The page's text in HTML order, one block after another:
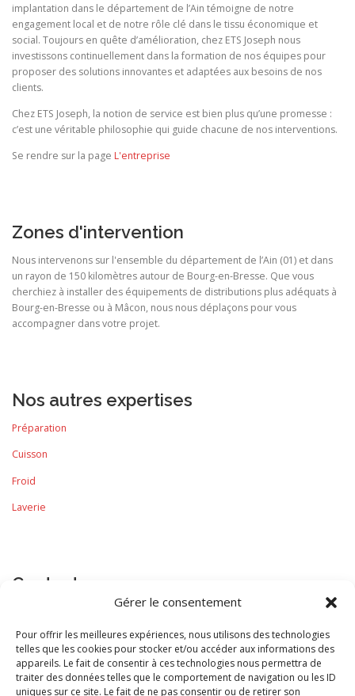
Gérer le consentement
Pour offrir les meilleures expériences, nous utilisons des technologies
telles que les cookies pour stocker et/ou accéder aux informations des
appareils. Le fait de consentir à ces technologies nous permettra de
traiter des données telles que le comportement de navigation ou les ID
uniques sur ce site. Le fait de ne pas consentir ou de retirer son
implantation dans le département de l’Ain témoigne de notre
engagement local et de notre rôle clé dans le tissu économique et
social. Toujours en quête d’amélioration, chez ETS Joseph nous
investissons continuellement dans la formation de nos équipes pour
proposer des solutions innovantes et adaptées aux besoins de nos
clients.
Chez ETS Joseph, la notion de service est bien plus qu’une promesse :
c’est une véritable philosophie qui guide chacune de nos interventions.
Se rendre sur la page L'entreprise
Zones d'intervention
Nous intervenons sur l'ensemble du département de l’Ain (01) et dans
un rayon de 150 kilomètres autour de Bourg-en-Bresse. Que vous
cherchiez à installer des équipements de distributions plus adéquats à
Bourg-en-Bresse ou à Mâcon, nous nous déplaçons pour vous
accompagner dans votre projet.
Nos autres expertises
Préparation
Cuisson
Froid
Laverie
Contact
personnalisée de votre projet.